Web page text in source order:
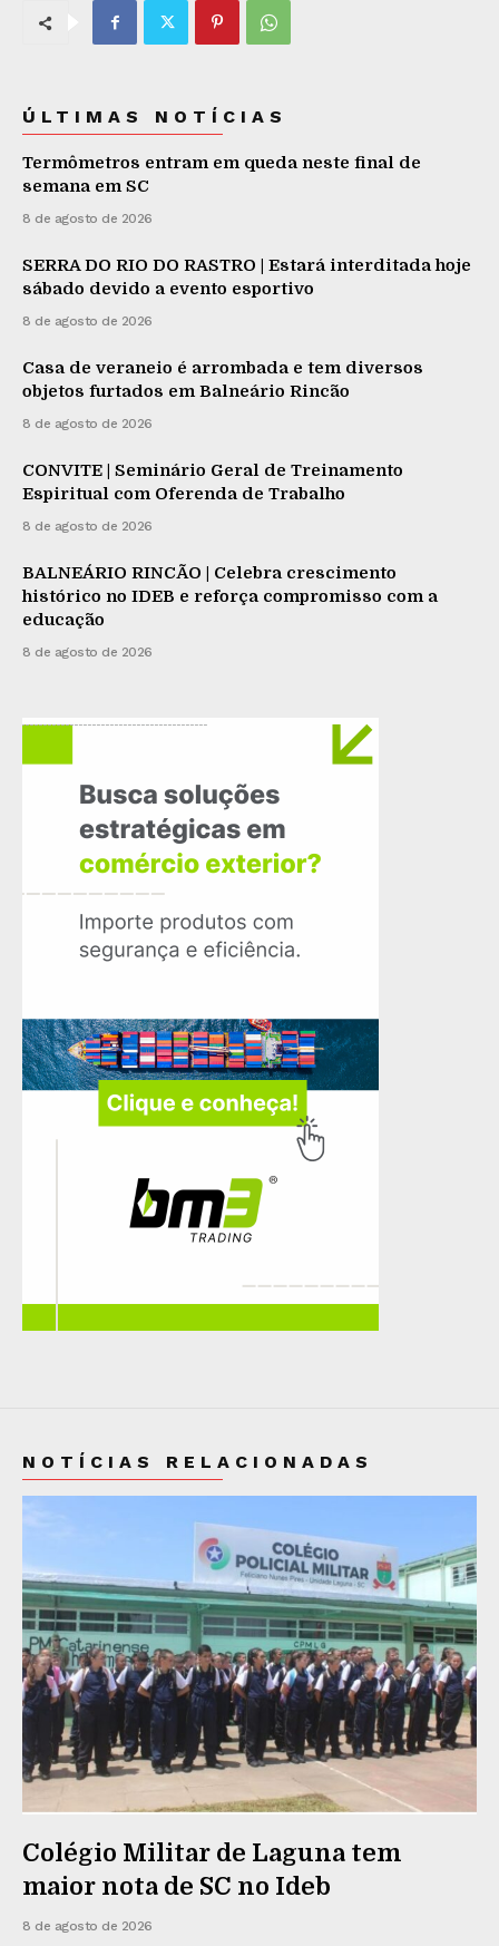
ÚLTIMAS NOTÍCIAS
Termômetros entram em queda neste final de
semana em SC
8 de agosto de 2026
SERRA DO RIO DO RASTRO | Estará interditada hoje
sábado devido a evento esportivo
8 de agosto de 2026
Casa de veraneio é arrombada e tem diversos
objetos furtados em Balneário Rincão
8 de agosto de 2026
CONVITE | Seminário Geral de Treinamento
Espiritual com Oferenda de Trabalho
8 de agosto de 2026
BALNEÁRIO RINCÃO | Celebra crescimento
histórico no IDEB e reforça compromisso com a
educação
8 de agosto de 2026
NOTÍCIAS RELACIONADAS
Colégio Militar de Laguna tem
maior nota de SC no Ideb
8 de agosto de 2026